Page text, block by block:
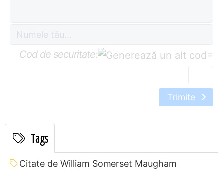
Cod de securitate: =
Trimite
Tags
Citate de William Somerset Maugham